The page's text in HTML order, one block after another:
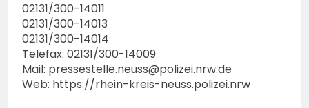
02131/300-14011
02131/300-14013
02131/300-14014
Telefax: 02131/300-14009
Mail: pressestelle.neuss@polizei.nrw.de
Web: https://rhein-kreis-neuss.polizei.nrw